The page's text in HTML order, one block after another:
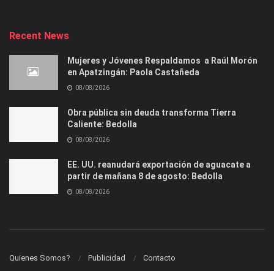
Recent News
Mujeres y Jóvenes Respaldamos a Raúl Morón
en Apatzingán: Paola Castañeda
08/08/2026
Obra pública sin deuda transforma Tierra
Caliente: Bedolla
08/08/2026
EE. UU. reanudará exportación de aguacate a
partir de mañana 8 de agosto: Bedolla
08/08/2026
Quienes Somos? Publicidad Contacto